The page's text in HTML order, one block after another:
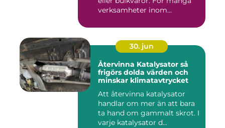
verksamheter inom...
30. jun
Återvinna Katalysator så
frigörs dolda värden och
minskar klimatavtrycket
Att återvinna katalysator
handlar om mer än att bara
ta hand om gammalt skrot. I
varje katalysator d...